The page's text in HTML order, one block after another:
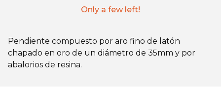
Only a few left!
Pendiente compuesto por aro fino de latón
chapado en oro de un diámetro de 35mm y por
abalorios de resina.